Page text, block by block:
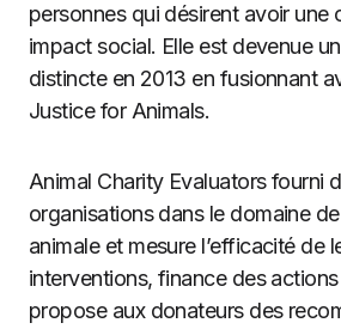
personnes qui désirent avoir une
impact social. Elle est devenue
distincte en 2013 en fusionnant
Justice for Animals.
Animal Charity Evaluators fourni
organisations dans le domaine
animale et mesure l’efficacité de
interventions, finance des
propose aux donateurs des